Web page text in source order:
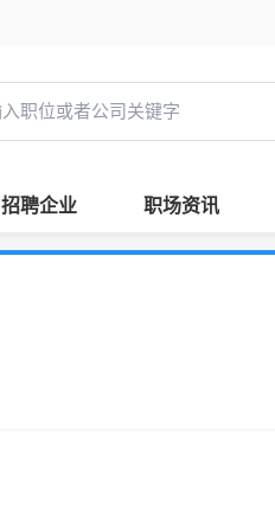
招聘企业 职场资讯